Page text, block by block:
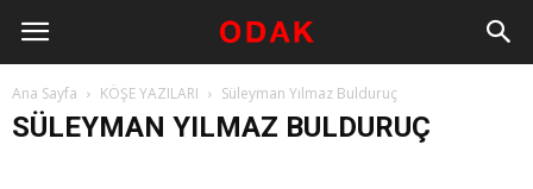
Ana Sayfa KÖŞE YAZILARI Süleyman Yılmaz Bulduruç
SÜLEYMAN YILMAZ BULDURUÇ